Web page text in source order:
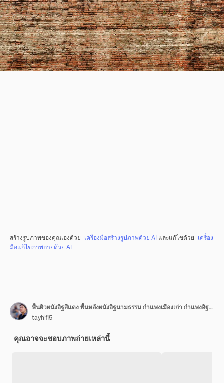
สร้างรูปภาพของคุณเองด้วย เครื่องมือสร้างรูปภาพด้วย AI และแก้ไขด้วย เครื่อง
มือแก้ไขภาพถ่ายด้วย AI
พื้นผิวผนังอิฐสีแดง พื้นหลังผนังอิฐนามธรรม กำแพงเมืองเก่า กำแพงอิฐแตกเก่า
tayhifi5
คุณอาจจะชอบภาพถ่ายเหล่านี้